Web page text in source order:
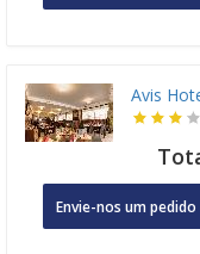
Avis
Envie-nos um pedido